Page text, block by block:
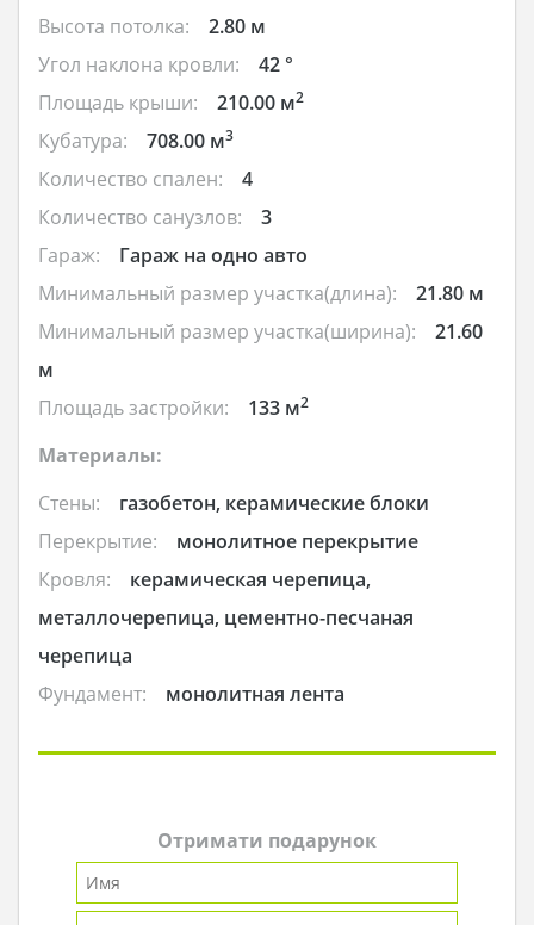
Высота потолка:
2.80 м
Угол наклона кровли:
42 °
Площадь крыши:
210.00 м2
Кубатура: 708.00 м3
Количество спален:
4
Количество санузлов:
3
Гараж:
Гараж на одно авто
Минимальный размер участка(длина):
21.80 м
Минимальный размер участка(ширина):
21.60
м
Площадь застройки:
133 м2
Материалы:
Стены:
газобетон, керамические блоки
Перекрытие:
монолитное перекрытие
Кровля:
керамическая черепица,
металлочерепица, цементно-песчаная
черепица
Фундамент:
монолитная лента
Отримати подарунок